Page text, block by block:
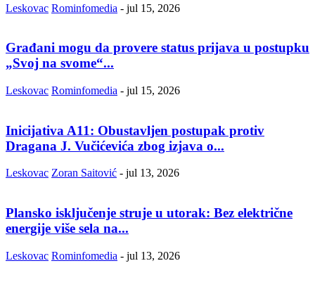
Leskovac Rominfomedia - jul 15, 2026
Građani mogu da provere status prijava u postupku
„Svoj na svome“...
Leskovac Rominfomedia - jul 15, 2026
Inicijativa A11: Obustavljen postupak protiv
Dragana J. Vučićevića zbog izjava o...
Leskovac Zoran Saitović - jul 13, 2026
Plansko isključenje struje u utorak: Bez električne
energije više sela na...
Leskovac Rominfomedia - jul 13, 2026